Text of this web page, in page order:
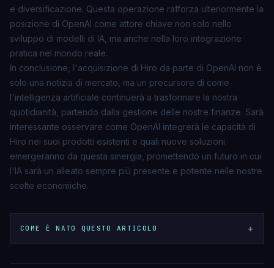
e diversificazione. Questa operazione rafforza ulteriormente la
posizione di OpenAI come attore chiave non solo nello
sviluppo di modelli di IA, ma anche nella loro integrazione
pratica nel mondo reale.
In conclusione, l'acquisizione di Hiro da parte di OpenAI non è
solo una notizia di mercato, ma un precursore di come
l'intelligenza artificiale continuerà a trasformare la nostra
quotidianità, partendo dalla gestione delle nostre finanze. Sarà
interessante osservare come OpenAI integrerà le capacità di
Hiro nei suoi prodotti esistenti e quali nuove soluzioni
emergeranno da questa sinergia, promettendo un futuro in cui
l'IA sarà un alleato sempre più presente e potente nelle nostre
scelte economiche.
COME È NATO QUESTO ARTICOLO +